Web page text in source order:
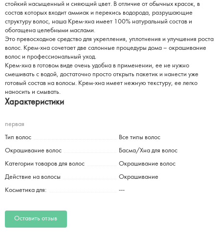
стойкий насыщенный и сияющий цвет. В отличие от обычных красок, в
состав которых входит аммиак и перекись водорода, разрушающие
структуру волос, наша Крем-хна имеет 100% натуральный состав и
обогащена целебными маслами.
Это превосходное средство для укрепления, уплотнения и улучшения роста
волос. Крем-хна сочетает две салонные процедуры дома – окрашивание
волос и профессиональный уход.
Крем-хна в готовом виде очень удобна в применении, ее не нужно
смешивать с водой, достаточно просто открыть пакетик и нанести уже
готовый состав на волосы. Крем-хна имеет нежную текстуру, ее легко
наносить и смывать.
Характеристики
первая
Тип волос Все типы волос
Окрашивание волос Басма/Хна для волос
Категории товаров для волос Окрашивание волос
Действие на волосы Окрашивание
Косметика для: ---
Оставить отзыв